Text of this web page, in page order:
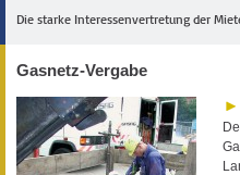
Die starke Interessenvertretung der
Gasnetz-Vergabe